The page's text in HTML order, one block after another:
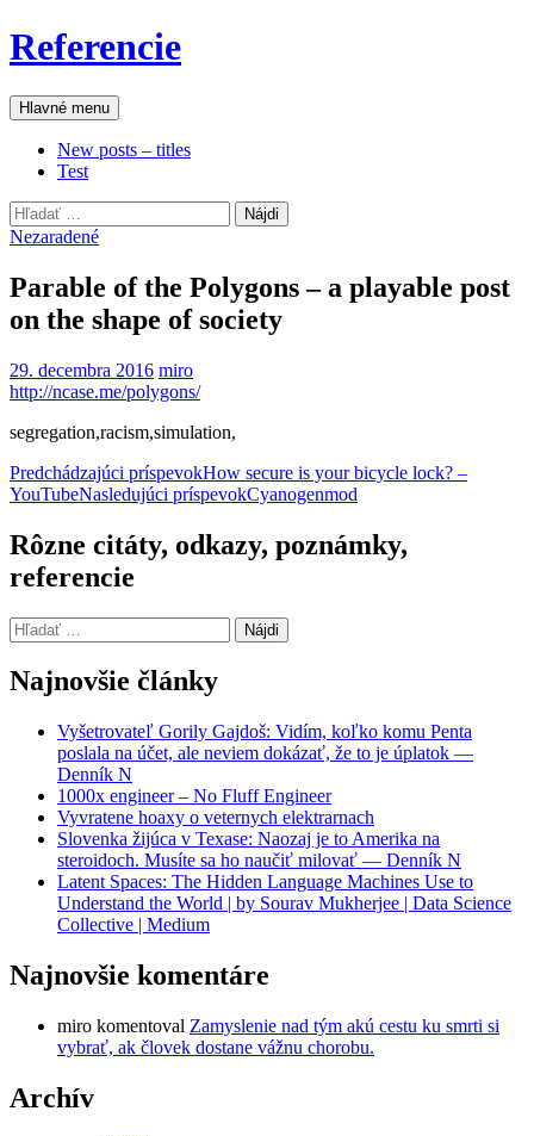
Preskočiť
na
Referencie
Hľadať
Hlavné menu
New posts – titles
Test
Hľadať:
Nezaradené
Parable of the Polygons – a playable post
on the shape of society
29. decembra 2016 miro
http://ncase.me/polygons/
segregation,racism,simulation,
Navigácia
článkami
Predchádzajúci príspevokHow secure is your bicycle lock? –
YouTubeNasledujúci príspevokCyanogenmod
Rôzne citáty, odkazy, poznámky,
referencie
Hľadať:
Najnovšie články
Vyšetrovateľ Gorily Gajdoš: Vidím, koľko komu Penta
poslala na účet, ale neviem dokázať, že to je úplatok —
Denník N
1000x engineer – No Fluff Engineer
Vyvratene hoaxy o veternych elektrarnach
Slovenka žijúca v Texase: Naozaj je to Amerika na
steroidoch. Musíte sa ho naučiť milovať — Denník N
Latent Spaces: The Hidden Language Machines Use to
Understand the World | by Sourav Mukherjee | Data Science
Collective | Medium
Najnovšie komentáre
miro komentoval Zamyslenie nad tým akú cestu ku smrti si
vybrať, ak človek dostane vážnu chorobu.
Archív